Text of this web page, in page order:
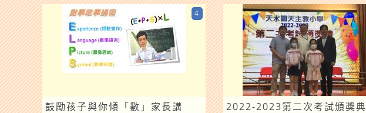
鼓勵孩子與你傾「數」家長講
4
2022-2023第二次考試頒獎典